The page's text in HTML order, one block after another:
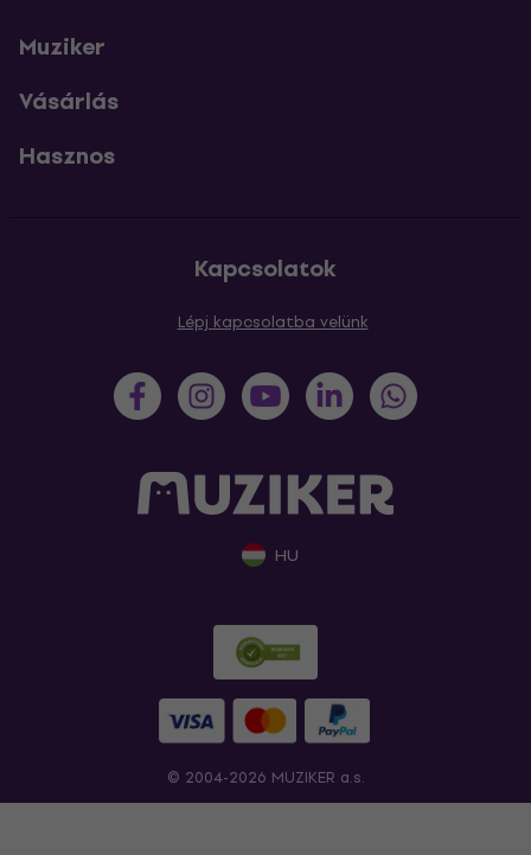
Muziker
Vásárlás
Hasznos
Kapcsolatok
Lépj kapcsolatba velünk
HU
© 2004-2026 MUZIKER a.s.